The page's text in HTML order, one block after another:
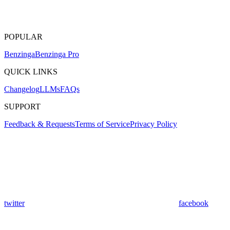
POPULAR
BenzingaBenzinga Pro
QUICK LINKS
ChangelogLLMsFAQs
SUPPORT
Feedback & RequestsTerms of ServicePrivacy Policy
twitter facebook